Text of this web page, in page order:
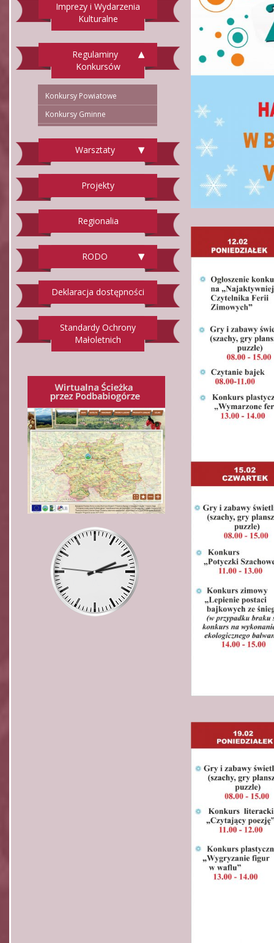
Imprezy i Wydarzenia
Kulturalne
Regulaminy
Konkursów
Konkursy Powiatowe
Konkursy Gminne
Warsztaty
Projekty
Regionalia
RODO
Deklaracja dostępności
Standardy Ochrony
Małoletnich